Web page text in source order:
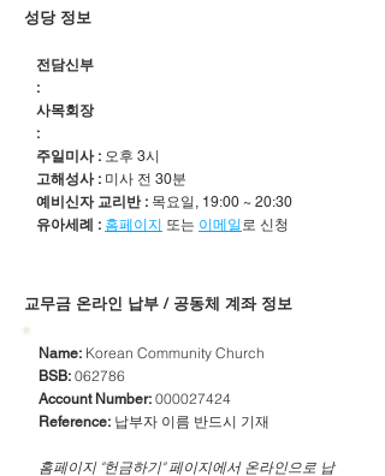
성당 정보
전담신부
:
사목회장
:
주일미사 : 오후 3시
고해성사 : 미사 전 30분
예비신자 교리반 : 목요일, 19:00 ~ 20:30
유아세례 : 홈페이지 또는 이메일 로 신청
​교무금 온라인 납부 / 공동체 계좌 정보
Name: Korean Community Church
BSB: 062786
Account Number: 000027424
Reference: 납부자 이름 반드시 기재
​홈페이지 "헌금하기" 페이지에서 온라인으로 납